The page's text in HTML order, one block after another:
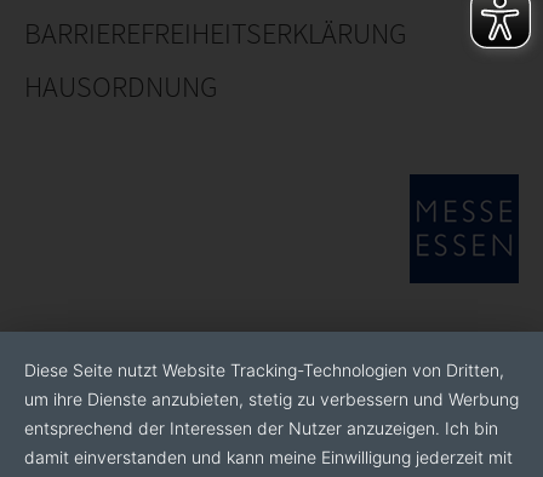
BARRIEREFREIHEITSERKLÄRUNG
HAUSORDNUNG
Diese Seite nutzt Website Tracking-Technologien von Dritten,
um ihre Dienste anzubieten, stetig zu verbessern und Werbung
entsprechend der Interessen der Nutzer anzuzeigen. Ich bin
damit einverstanden und kann meine Einwilligung jederzeit mit